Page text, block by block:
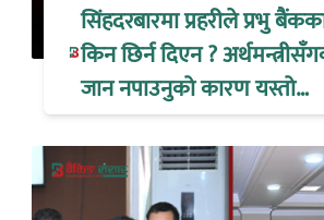
सिंहदरबारमा प्रहरीले प्रभु
किन छिर्न दिएन ?
जान नपाउनुको कारण यस्तो…